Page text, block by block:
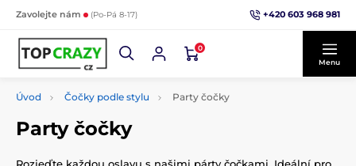
Zavolejte nám (Po-Pá 8-17) +420 603 968 981
0
Menu
Úvod Čočky podle stylu Party čočky
Party čočky